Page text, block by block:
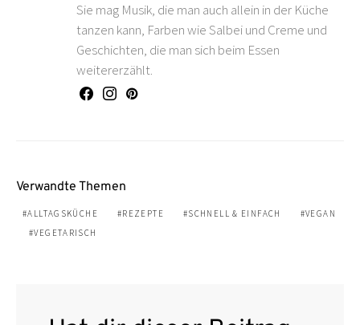
Sie mag Musik, die man auch allein in der Küche
tanzen kann, Farben wie Salbei und Creme und
Geschichten, die man sich beim Essen
weitererzählt.
Verwandte Themen
ALLTAGSKÜCHE REZEPTE SCHNELL & EINFACH
VEGAN
VEGETARISCH